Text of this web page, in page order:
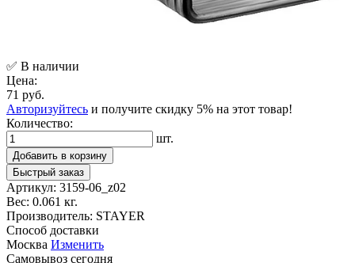
✅ В наличии
Цена:
71 руб.
Авторизуйтесь и получите скидку 5% на этот товар!
Количество:
шт.
Добавить в корзину
Быстрый заказ
Артикул: 3159-06_z02
Вес: 0.061 кг.
Производитель: STAYER
Способ доставки
Москва Изменить
Самовывоз сегодня